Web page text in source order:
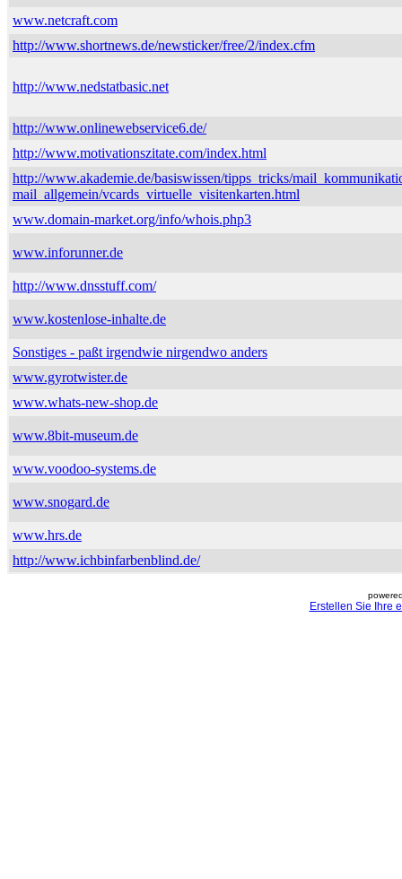
www.netcraft.com
http://www.shortnews.de/newsticker/free/2/index.cfm
http://www.nedstatbasic.net
http://www.onlinewebservice6.de/
http://www.motivationszitate.com/index.html
http://www.akademie.de/basiswissen/tipps_tricks/
mail_allgemein/vcards_virtuelle_visitenkarten.html
www.domain-market.org/info/whois.php3
www.inforunner.de
http://www.dnsstuff.com/
www.kostenlose-inhalte.de
Sonstiges - paßt irgendwie nirgendwo anders
www.gyrotwister.de
www.whats-new-shop.de
www.8bit-museum.de
www.voodoo-systems.de
www.snogard.de
www.hrs.de
http://www.ichbinfarbenblind.de/
Erstellen Sie Ihre